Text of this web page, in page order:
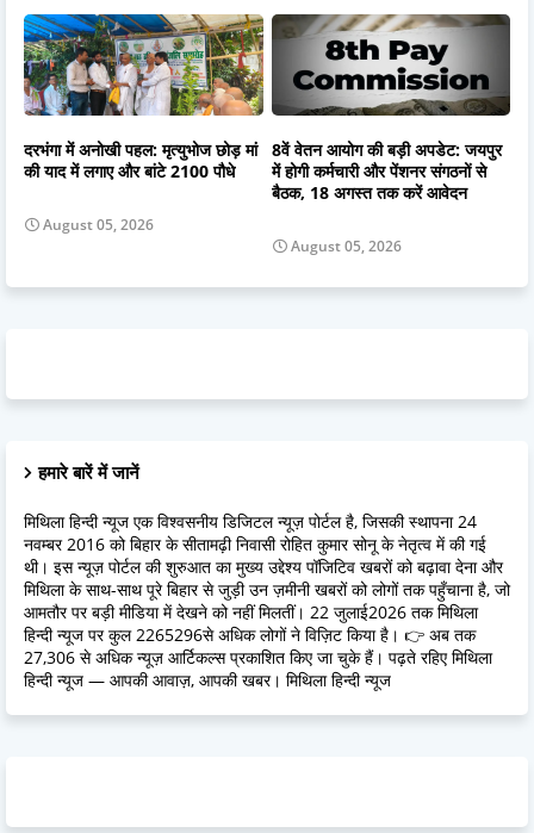
दरभंगा में अनोखी पहल: मृत्युभोज छोड़ मां
की याद में लगाए और बांटे 2100 पौधे
August 05, 2026
8वें वेतन आयोग की बड़ी अपडेट: जयपुर
में होगी कर्मचारी और पेंशनर संगठनों से
बैठक, 18 अगस्त तक करें आवेदन
August 05, 2026
हमारे बारें में जानें
मिथिला हिन्दी न्यूज एक विश्वसनीय डिजिटल न्यूज़ पोर्टल है, जिसकी स्थापना 24
नवम्बर 2016 को बिहार के सीतामढ़ी निवासी रोहित कुमार सोनू के नेतृत्व में की गई
थी। इस न्यूज़ पोर्टल की शुरुआत का मुख्य उद्देश्य पॉजिटिव खबरों को बढ़ावा देना और
मिथिला के साथ-साथ पूरे बिहार से जुड़ी उन ज़मीनी खबरों को लोगों तक पहुँचाना है, जो
आमतौर पर बड़ी मीडिया में देखने को नहीं मिलतीं। 22 जुलाई2026 तक मिथिला
हिन्दी न्यूज पर कुल 2265296से अधिक लोगों ने विज़िट किया है। 👉 अब तक
27,306 से अधिक न्यूज़ आर्टिकल्स प्रकाशित किए जा चुके हैं। पढ़ते रहिए मिथिला
हिन्दी न्यूज — आपकी आवाज़, आपकी खबर। मिथिला हिन्दी न्यूज